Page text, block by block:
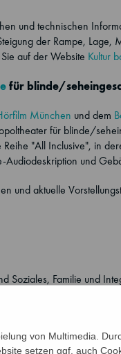
und technischen
der Rampe,
auf der Website Kultur
für blinde/
München und dem
für blinde/
"All Inclusive", in
Audiodeskription und
und aktuelle
Soziales, Familie und
von Multimedia.
setzen ggf. auch